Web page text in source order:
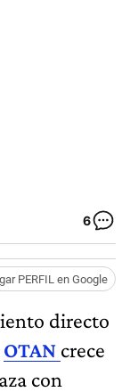
6
PERFIL en Google
directo
OTAN crece
con